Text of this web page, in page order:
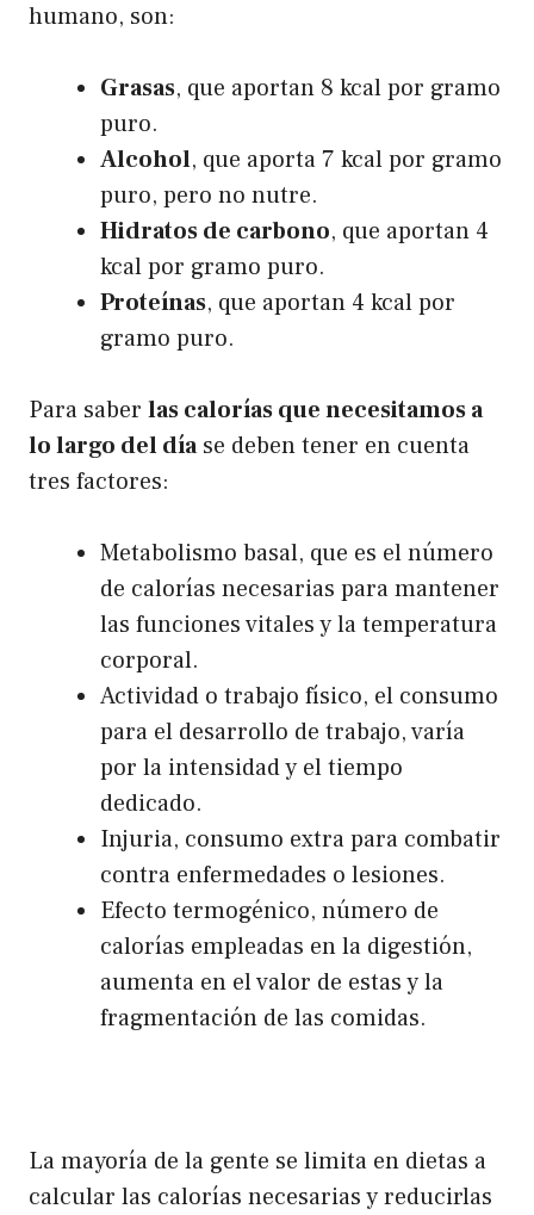
humano, son:
Grasas, que aportan 8 kcal por gramo
puro.
Alcohol, que aporta 7 kcal por gramo
puro, pero no nutre.
Hidratos de carbono, que aportan 4
kcal por gramo puro.
Proteínas, que aportan 4 kcal por
gramo puro.
Para saber las calorías que necesitamos a
lo largo del díase deben tener en cuenta
tres factores:
Metabolismo basal, que es el número
de calorías necesarias para mantener
las funciones vitales y la temperatura
corporal.
Actividad o trabajo físico, el consumo
para el desarrollo de trabajo, varía
por la intensidad y el tiempo
dedicado.
Injuria, consumo extra para combatir
contra enfermedades o lesiones.
Efecto termogénico, número de
calorías empleadas en la digestión,
aumenta en el valor de estas y la
fragmentación de las comidas.
La mayoría de la gente se limita en dietas a
calcular las calorías necesarias y reducirlas